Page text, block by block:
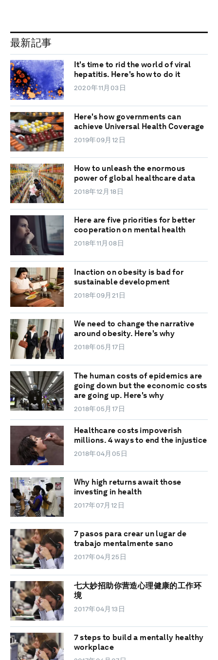
最新記事
It's time to rid the world of viral
hepatitis. Here's how to do it
2020年11月03日
Here's how governments can
achieve Universal Health Coverage
2019年09月12日
How to unleash the enormous
power of global healthcare data
2018年12月18日
Here are five priorities for better
cooperation on mental health
2018年11月08日
Inaction on obesity is bad for
sustainable development
2018年09月21日
We need to change the narrative
around obesity. Here's why
2018年05月17日
The human costs of epidemics are
going down but the economic costs
are going up. Here's why
2018年05月17日
Healthcare costs impoverish
millions. 4 ways to end the injustice
2018年04月05日
Why high returns await those
investing in health
2017年07月12日
7 pasos para crear un lugar de
trabajo mentalmente sano
2017年04月25日
七大妙招助你营造心理健康的工作环
境
2017年04月13日
7 steps to build a mentally healthy
workplace